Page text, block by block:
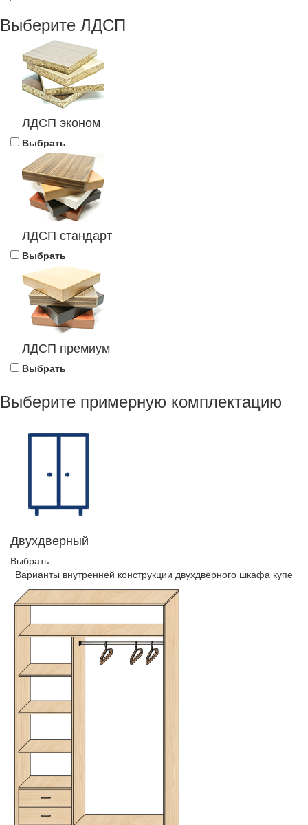
Выберите ЛДСП
ЛДСП эконом
Выбрать
ЛДСП стандарт
Выбрать
ЛДСП премиум
Выбрать
Выберите примерную комплектацию
Двухдверный
Выбрать
Варианты внутренней конструкции двухдверного шкафа купе